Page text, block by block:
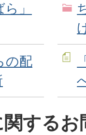
」
の配
する